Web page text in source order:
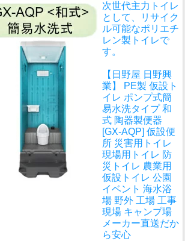
次世代主力トイレ
として、リサイク
ル可能なポリエチ
レン製トイレで
す。
【日野屋 日野興
業】 PE製 仮設ト
イレ ポンプ式簡
易水洗タイプ 和
式 陶器製便器
[GX-AQP] 仮設便
所 災害用トイレ
現場用トイレ 防
災トイレ 農業用
仮設トイレ 公園
イベント 海水浴
場 野外 工場 工事
現場 キャンプ場
メーカー直送だか
ら安心